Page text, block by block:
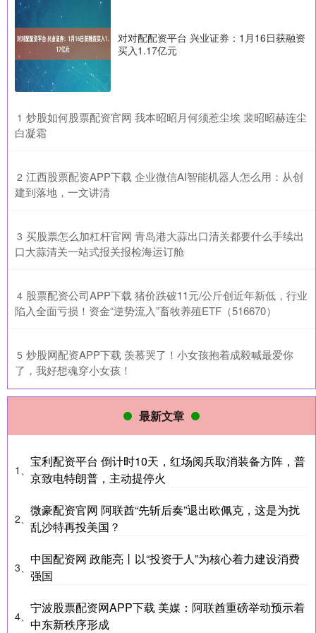
对对配配资平台 兴业证券：1月16日获融资
买入1.17亿元
1 ​炒股如何股票配资官网 我本昭昭月何须惹尘埃 裴昭昭赫连尘
白凝霜
2 ​江西股票配资APP下载 企业微信AI智能机器人怎么用：从创
建到落地，一文讲清
3 ​买股票怎么加杠杆官网 青岛港大蒜出口清关都要什么手续出
口大蒜清关一站式报关报检海运订舱
4 ​股票配资公司APP下载 猪价跌破11元/公斤创近年新低，行业
陷入全面亏损！资金“逆势流入”畜牧养殖ETF（516670）
5 ​炒股网配资APP下载 羡慕哭了！小女孩抱着成毅喊最爱你
了，我好想魂穿小女孩！
最新文章
1、
宝利配资平台 倒计时10天，红场阅兵取消装备方阵，普
京致电特朗普，主动提停火
2、
微豪配资官网 阿联酋“先斩后奏”退出欧佩克，这是为扰
乱沙特再投美国？
3、
中国配资网 政能亮丨以“投资于人”为核心着力建设消费
强国
4、
宁波股票配资网APP下载 美媒：阿联酋重磅举动预示着
中东新秩序形成